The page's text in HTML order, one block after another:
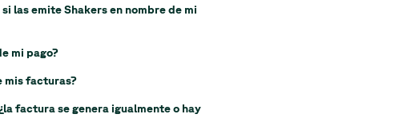
las emite Shakers en nombre de mi
mi pago?
mis facturas?
factura se genera igualmente o hay